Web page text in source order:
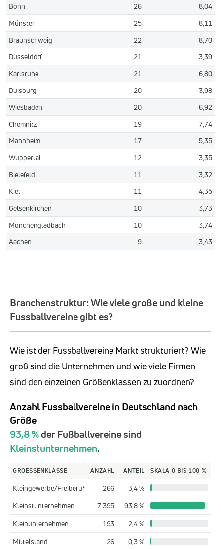
Bonn
26
8,04
Münster
25
8,11
Braunschweig
22
8,70
Düsseldorf
21
3,39
Karlsruhe
21
6,80
Duisburg
20
3,98
Wiesbaden
20
6,92
Chemnitz
19
7,74
Mannheim
17
5,35
Wuppertal
12
3,35
Bielefeld
11
3,32
Kiel
11
4,35
Gelsenkirchen
10
3,73
Mönchengladbach
10
3,74
Aachen
9 3,43
Branchenstruktur: Wie viele große und kleine
Fussballvereine gibt es?
Wie ist der Fussballvereine Markt strukturiert? Wie
groß sind die Unternehmen und wie viele Firmen
sind den einzelnen Größenklassen zu zuordnen?
Anzahl Fussballvereine in Deutschland nach
Größe
93,8 %der Fußballvereine sind
Kleinstunternehmen.
GROESSENKLASSE ANZAHL ANTEIL SKALA 0 BIS 100 %
Kleingewerbe/Freiberuf 266
3,4 %
Kleinstunternehmen
7.395
93,8 %
Kleinunternehmen
193
2,4 %
Mittelstand
26 0,3 %